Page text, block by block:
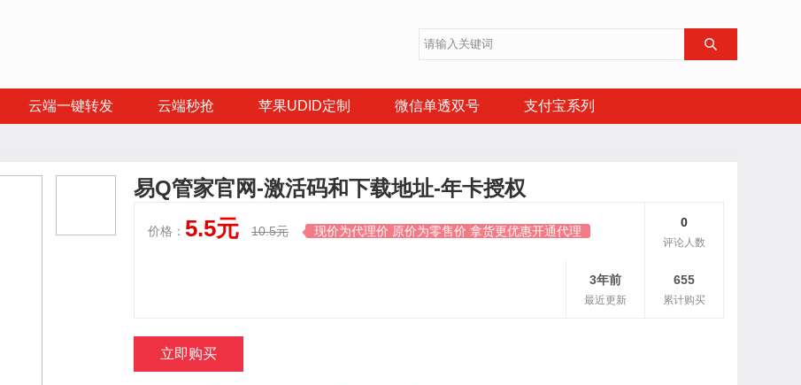

云端一键转发 云端秒抢 苹果UDID定制 微信单透双号 支付宝系列
易Q管家官网-激活码和下载地址-年卡授权
价格： 5.5元 10.5元  现价为代理价 原价为零售价 拿货更优惠开通代理
0
评论人数
655
累计购买
3年前
最近更新
立即购买